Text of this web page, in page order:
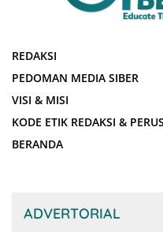
REDAKSI
PEDOMAN MEDIA SIBER
VISI & MISI
KODE ETIK REDAKSI &
BERANDA
ADVERTORIAL